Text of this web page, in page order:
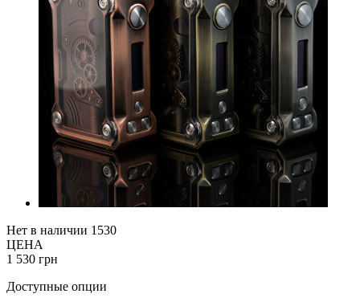
Нет в наличии 1530
ЦЕНА
1 530 грн
Доступные опции